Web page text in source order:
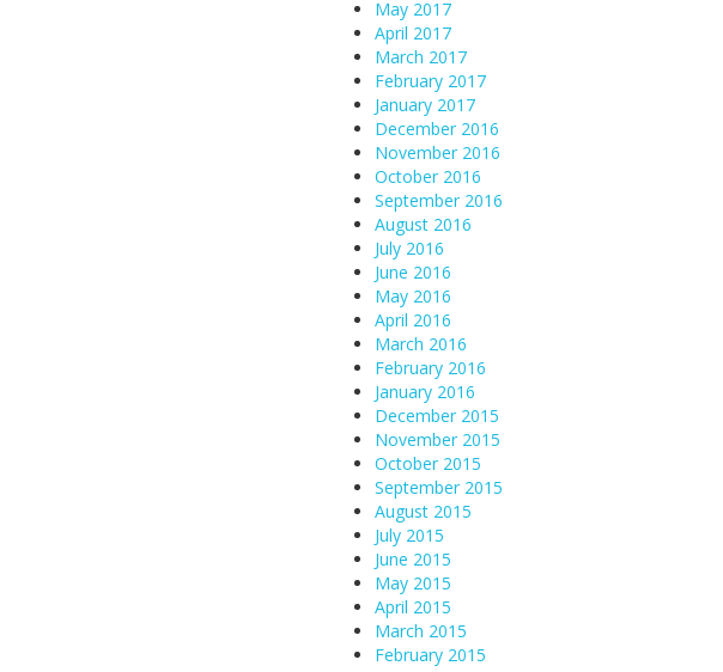
May 2017
April 2017
March 2017
February 2017
January 2017
December 2016
November 2016
October 2016
September 2016
August 2016
July 2016
June 2016
May 2016
April 2016
March 2016
February 2016
January 2016
December 2015
November 2015
October 2015
September 2015
August 2015
July 2015
June 2015
May 2015
April 2015
March 2015
February 2015